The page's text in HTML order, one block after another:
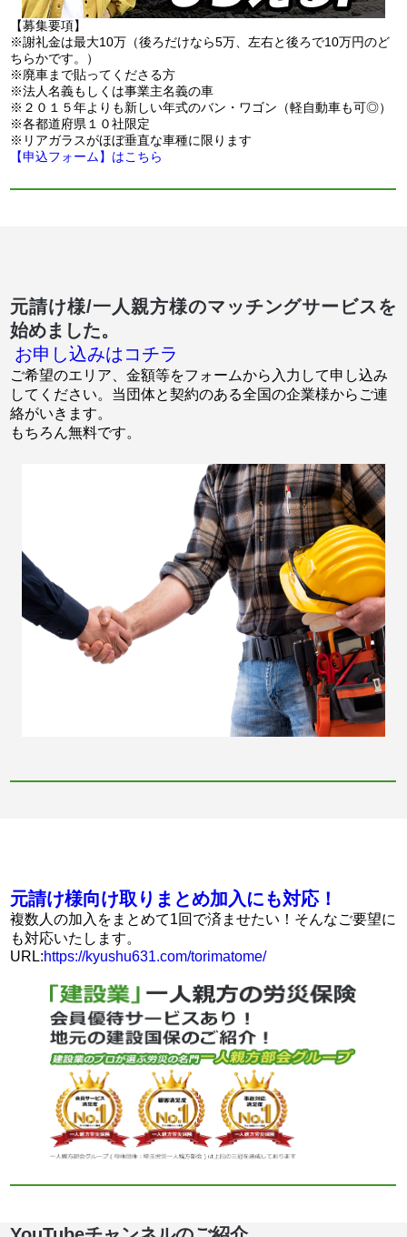
【募集要項】
※謝礼金は最大10万（後ろだけなら5万、左右と後ろで10万円のど
ちらかです。）
※廃車まで貼ってくださる方
※法人名義もしくは事業主名義の車
※２０１５年よりも新しい年式のバン・ワゴン（軽自動車も可◎）
※各都道府県１０社限定
※リアガラスがほぼ垂直な車種に限ります
【申込フォーム】はこちら
元請け様/一人親方様のマッチングサービスを
始めました。
お申し込みはコチラ
ご希望のエリア、金額等をフォームから入力して申し込み
してください。当団体と契約のある全国の企業様からご連
絡がいきます。
もちろん無料です。
元請け様向け取りまとめ加入にも対応！
複数人の加入をまとめて1回で済ませたい！そんなご要望に
も対応いたします。
URL:https://kyushu631.com/torimatome/